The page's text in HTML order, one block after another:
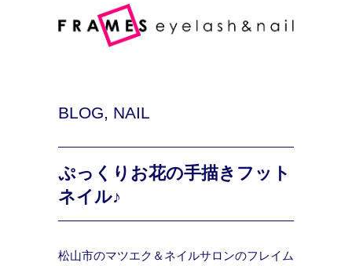
BLOG, NAIL
ぷっくりお花の手描きフット
ネイル♪
松山市のマツエク＆ネイルサロンのフレイム